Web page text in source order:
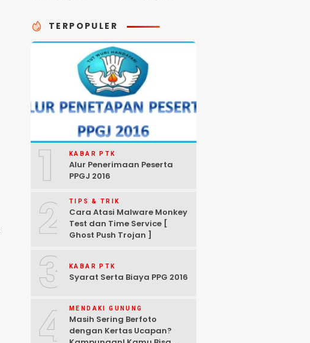
TERPOPULER
1 KABAR PTK
Alur Penerimaan Peserta
PPGJ 2016
2 TIPS & TRIK
Cara Atasi Malware Monkey
Test dan Time Service [
Ghost Push Trojan ]
3 KABAR PTK
Syarat Serta Biaya PPG 2016
4 MENDAKI GUNUNG
Masih Sering Berfoto
dengan Kertas Ucapan?